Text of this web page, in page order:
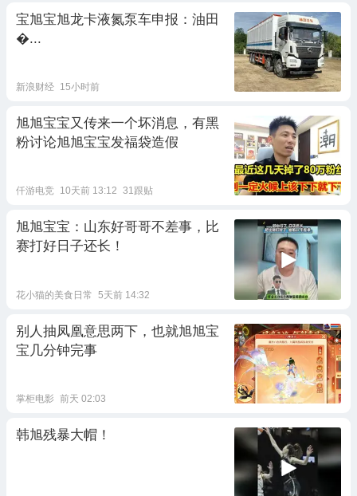
宝旭宝旭龙卡液氮泵车申报：油田
�...
新浪财经 15小时前
旭旭宝宝又传来一个坏消息，有黑
粉讨论旭旭宝宝发福袋造假
仟游电竞 10天前 13:12 31跟贴
旭旭宝宝：山东好哥哥不差事，比
赛打好日子还长！
花小猫的美食日常 5天前 14:32
别人抽凤凰意思两下，也就旭旭宝
宝几分钟完事
掌柜电影 前天 02:03
韩旭残暴大帽！